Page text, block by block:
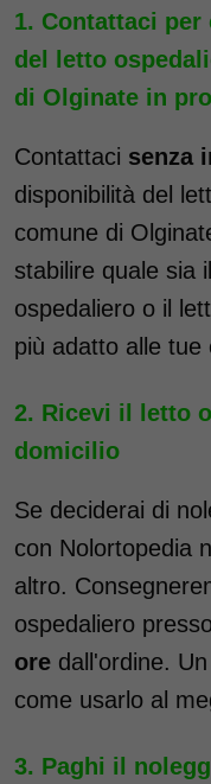
Contattaci
del letto
di Olginate in
Contattaci senza
disponibilità del
comune di
stabilire quale sia
ospedaliero o il
più adatto alle tue
Ricevi il letto
domicilio
Se deciderai di
con Nolortopedia
altro.
ospedaliero
ore dall'ordine.
come usarlo al
Paghi il